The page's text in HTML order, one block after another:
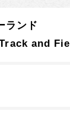
ランド
and